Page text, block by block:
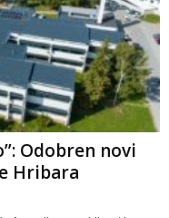
Odobren novi
Hribara